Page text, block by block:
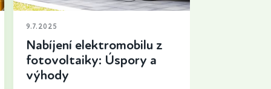
9.7.2025
Nabíjení elektromobilu z
fotovoltaiky: Úspory a
výhody